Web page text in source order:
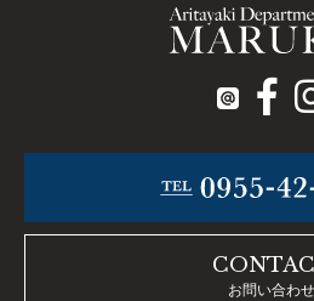
お問い合わせ